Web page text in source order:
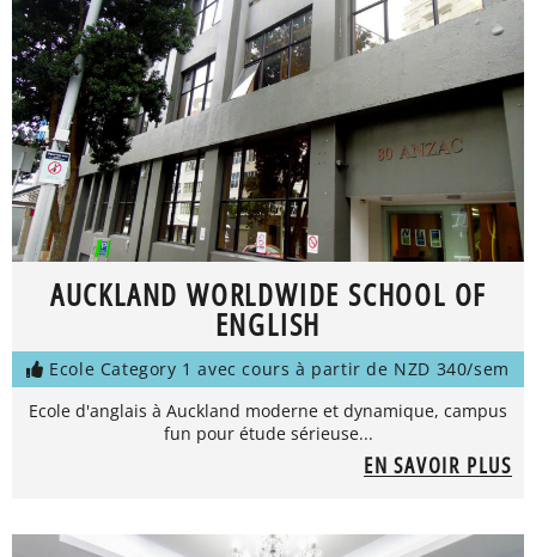
AUCKLAND WORLDWIDE SCHOOL OF
ENGLISH
Ecole Category 1 avec cours à partir de NZD 340/sem
Ecole d'anglais à Auckland moderne et dynamique, campus
fun pour étude sérieuse...
EN SAVOIR PLUS